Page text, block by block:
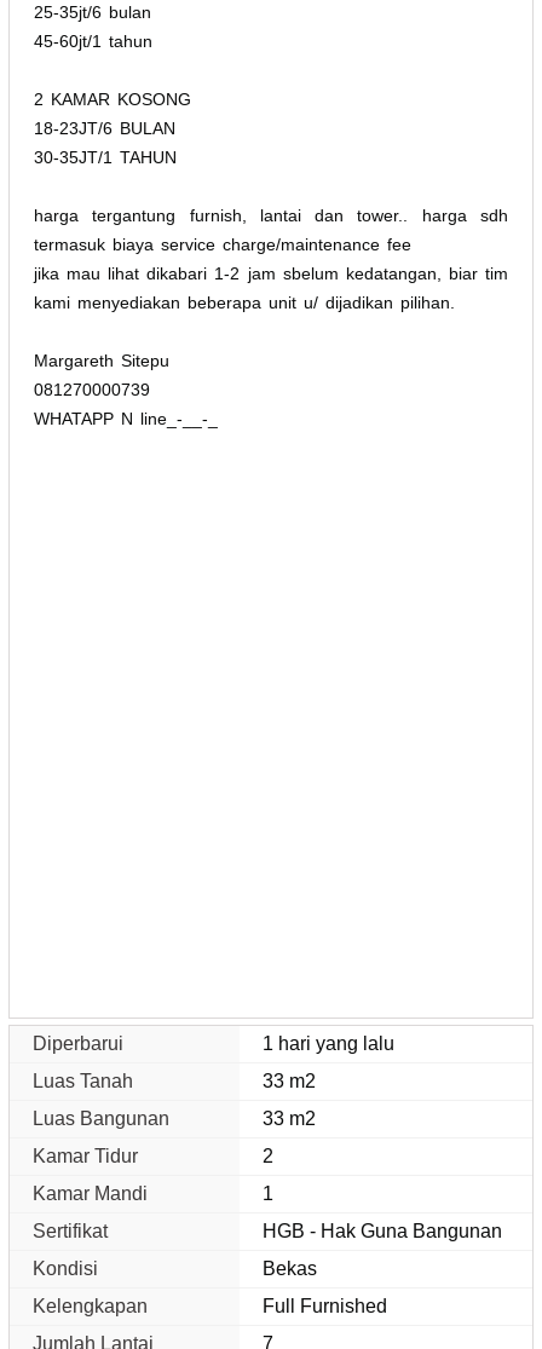
25-35jt/6 bulan
45-60jt/1 tahun
2 KAMAR KOSONG
18-23JT/6 BULAN
30-35JT/1 TAHUN
harga tergantung furnish, lantai dan tower.. harga sdh
termasuk biaya service charge/maintenance fee
jika mau lihat dikabari 1-2 jam sbelum kedatangan, biar tim
kami menyediakan beberapa unit u/ dijadikan pilihan.
Margareth Sitepu
081270000739
WHATAPP N line_-__-_
Diperbarui
1 hari yang lalu
Luas Tanah
33 m2
Luas Bangunan
33 m2
Kamar Tidur
2
Kamar Mandi
1
Sertifikat
HGB - Hak Guna Bangunan
Kondisi
Bekas
Kelengkapan
Full Furnished
Jumlah Lantai
7